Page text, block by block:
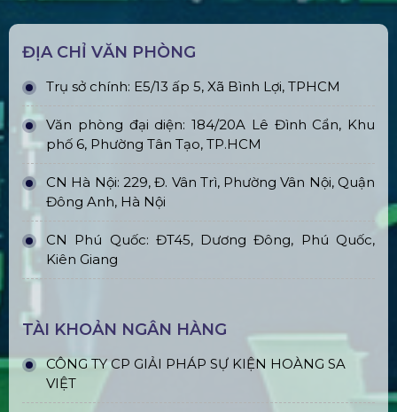
ĐỊA CHỈ VĂN PHÒNG
Trụ sở chính: E5/13 ấp 5, Xã Bình Lợi, TPHCM
Văn phòng đại diện: 184/20A Lê Đình Cẩn, Khu
phố 6, Phường Tân Tạo, TP.HCM
CN Hà Nội: 229, Đ. Vân Trì, Phường Vân Nội, Quận
Đông Anh, Hà Nội
CN Phú Quốc: ĐT45, Dương Đông, Phú Quốc,
Kiên Giang
TÀI KHOẢN NGÂN HÀNG
CÔNG TY CP GIẢI PHÁP SỰ KIỆN HOÀNG SA
VIỆT